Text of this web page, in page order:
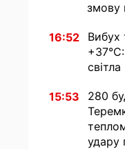
16:52
Вибух
світла
15:53
280
удару